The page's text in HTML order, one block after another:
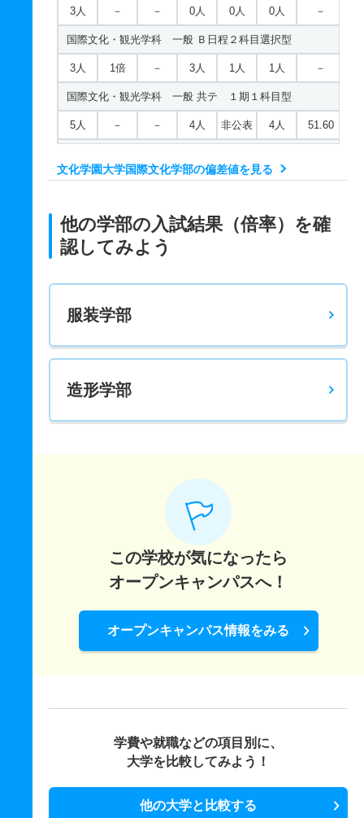
3人 － － 0人 0人 0人 －
国際文化・観光学科 一般 Ｂ日程２科目選択型
3人 1倍 － 3人 1人 1人 －
国際文化・観光学科 一般 共テ １期１科目型
5人 － － 4人 非公表 4人 51.60
5人 － － 6人 非公表 5人 59
2人 － －
国際文化・観光学科 推薦 推薦型公募制１期
15人 － － 18人 非公表 18人 －
国際文化・観光学科 推薦 推薦型公募制２期
国際ファッション文化学科 一般 Ａ日程２科目選択型
1.10倍 12人 11人
国際ファッション文化学科 一般 Ｂ日程英語外部利用型
1倍 － 1人 1人 1人
国際ファッション文化学科 一般 Ｂ日程２科目選択型
1倍 － 5人 3人 3人
－ － 12人 非公表 10人
－ 0人 非公表
文化学園大学国際文化学部の偏差値を見る
他の学部の入試結果（倍率）を確
認してみよう
服装学部
造形学部
この学校が気になったら
オープンキャンパスへ！
オープンキャンパス情報をみる
学費や就職などの項目別に、
大学を比較してみよう！
他の大学と比較する